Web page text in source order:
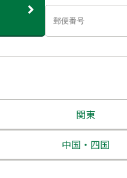
関東
茨城県
中国・四国